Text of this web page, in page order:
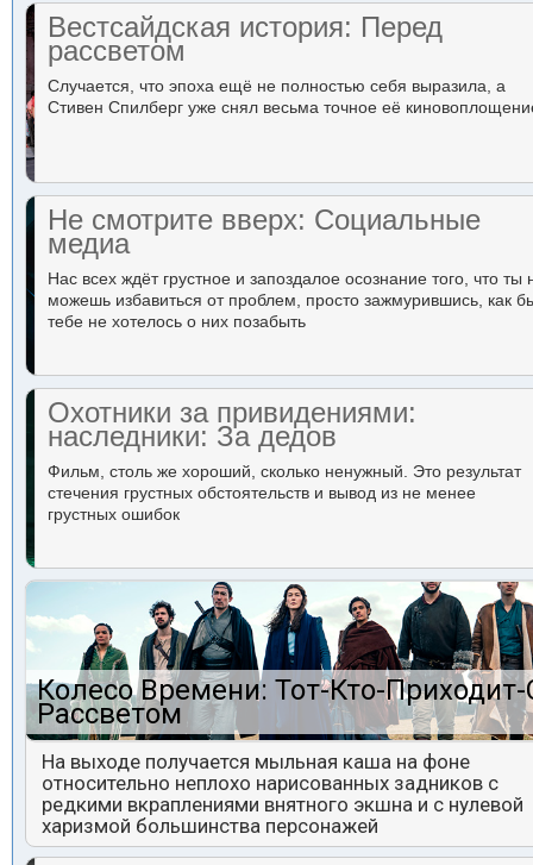
Вестсайдская история: Перед
рассветом
Случается, что эпоха ещё не полностью себя выразила, а
Стивен Спилберг уже снял весьма точное её
Не смотрите вверх: Социальные
медиа
Нас всех ждёт грустное и запоздалое осознание того, что ты
можешь избавиться от проблем, просто зажмурившись, как
тебе не хотелось о них позабыть
Охотники за привидениями:
наследники: За дедов
Фильм, столь же хороший, сколько ненужный. Это результат
стечения грустных обстоятельств и вывод из не менее
грустных ошибок
Колесо Времени: Тот-Кто-
Рассветом
На выходе получается мыльная каша на фоне
относительно неплохо нарисованных задников с
редкими вкраплениями внятного экшна и с нулевой
харизмой большинства персонажей